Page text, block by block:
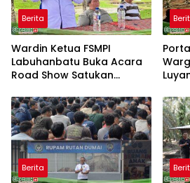
Berita
Wardin Ketua FSMPI
Labuhanbatu Buka Acara
Road Show Satukan
Perkebunan Kawal UU
Ketenagakerjaan Baru
Berita